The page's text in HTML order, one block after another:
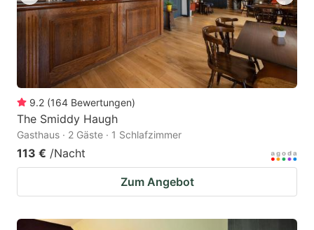
9.2 (164 Bewertungen)
The Smiddy Haugh
Gasthaus · 2 Gäste · 1 Schlafzimmer
113 € /Nacht
Zum Angebot